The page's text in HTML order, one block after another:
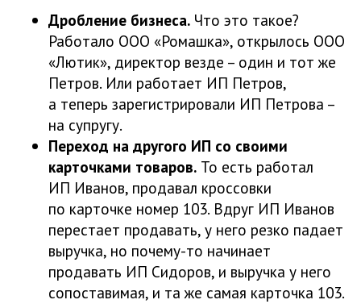
Дробление бизнеса. Что это такое?
Работало ООО «Ромашка», открылось ООО
«Лютик», директор везде – один и тот же
Петров. Или работает ИП Петров,
а теперь зарегистрировали ИП Петрова –
на супругу.
Переход на другого ИП со своими
карточками товаров. То есть работал
ИП Иванов, продавал кроссовки
по карточке номер 103. Вдруг ИП Иванов
перестает продавать, у него резко падает
выручка, но почему-то начинает
продавать ИП Сидоров, и выручка у него
сопоставимая, и та же самая карточка 103.